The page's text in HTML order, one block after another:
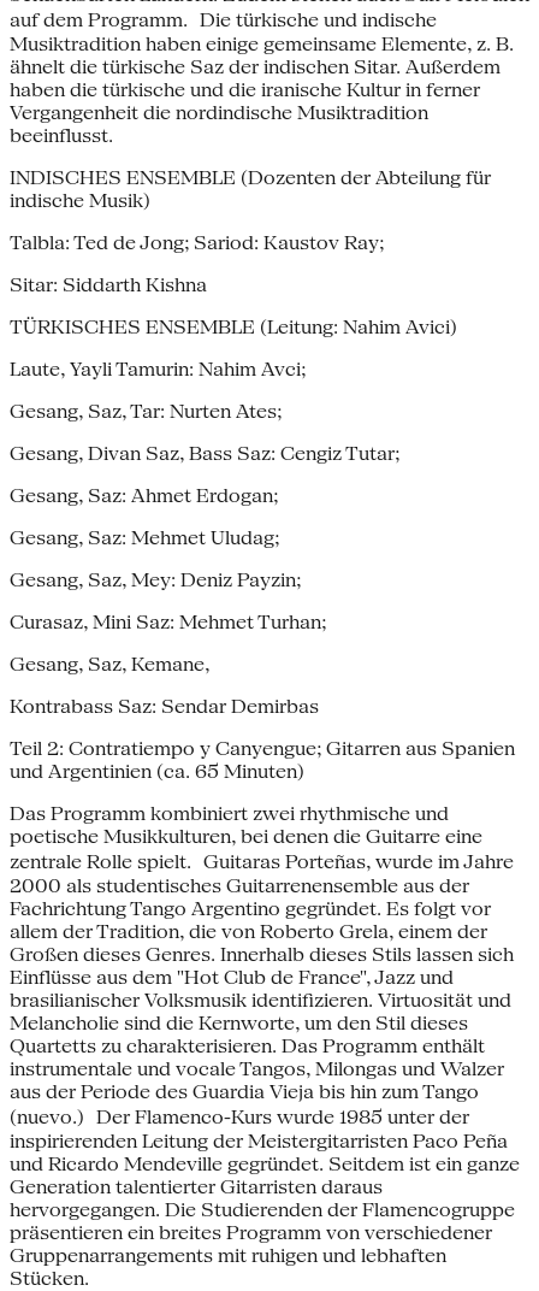
auf dem Programm. Die türkische und indische
Musiktradition haben einige gemeinsame Elemente, z. B.
ähnelt die türkische Saz der indischen Sitar. Außerdem
haben die türkische und die iranische Kultur in ferner
Vergangenheit die nordindische Musiktradition
beeinflusst.
INDISCHES ENSEMBLE (Dozenten der Abteilung für
indische Musik)
Talbla: Ted de Jong; Sariod: Kaustov Ray;
Sitar: Siddarth Kishna
TÜRKISCHES ENSEMBLE (Leitung: Nahim Avici)
Laute, Yayli Tamurin: Nahim Avci;
Gesang, Saz, Tar: Nurten Ates;
Gesang, Divan Saz, Bass Saz: Cengiz Tutar;
Gesang, Saz: Ahmet Erdogan;
Gesang, Saz: Mehmet Uludag;
Gesang, Saz, Mey: Deniz Payzin;
Curasaz, Mini Saz: Mehmet Turhan;
Gesang, Saz, Kemane,
Kontrabass Saz: Sendar Demirbas
Teil 2: Contratiempo y Canyengue; Gitarren aus Spanien
und Argentinien (ca. 65 Minuten)
Das Programm kombiniert zwei rhythmische und
poetische Musikkulturen, bei denen die Guitarre eine
zentrale Rolle spielt. Guitaras Porteñas, wurde im Jahre
2000 als studentisches Guitarrenensemble aus der
Fachrichtung Tango Argentino gegründet. Es folgt vor
allem der Tradition, die von Roberto Grela, einem der
Großen dieses Genres. Innerhalb dieses Stils lassen sich
Einflüsse aus dem "Hot Club de France", Jazz und
brasilianischer Volksmusik identifizieren. Virtuosität und
Melancholie sind die Kernworte, um den Stil dieses
Quartetts zu charakterisieren. Das Programm enthält
instrumentale und vocale Tangos, Milongas und Walzer
aus der Periode des Guardia Vieja bis hin zum Tango
(nuevo.) Der Flamenco-Kurs wurde 1985 unter der
inspirierenden Leitung der Meistergitarristen Paco Peña
und Ricardo Mendeville gegründet. Seitdem ist ein ganze
Generation talentierter Gitarristen daraus
hervorgegangen. Die Studierenden der Flamencogruppe
präsentieren ein breites Programm von verschiedener
Gruppenarrangements mit ruhigen und lebhaften
Stücken.